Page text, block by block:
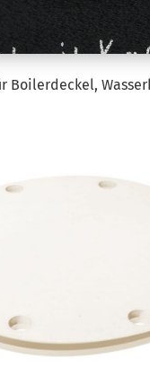
Boilerdeckel,